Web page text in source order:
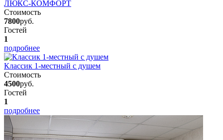
ЛЮКС-КОМФОРТ
Стоимость
7800руб.
Гостей
1
подробнее
Классик 1-местный с душем
Стоимость
4500руб.
Гостей
1
подробнее